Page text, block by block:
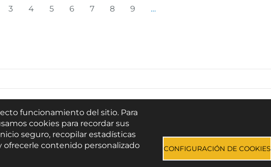
3 4 5 6 7 8 9 …
Escúchanos en:
funcionamiento del sitio. Para
cookies para recordar sus
seguro, recopilar estadísticas
ofrecerle contenido personalizado
CONFIGURACIÓN DE COOKIES